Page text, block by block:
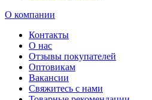
О компании
Контакты
О нас
Отзывы покупателей
Оптовикам
Вакансии
Свяжитесь с нами